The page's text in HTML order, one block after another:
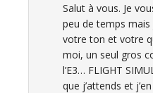
Salut à vous. Je
peu de temps mais
votre ton et votre
moi, un seul gros
l’E3… FLIGHT
que j’attends et